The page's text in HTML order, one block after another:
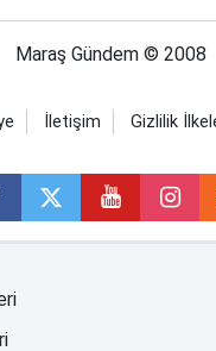
Maraş Gündem © 2008
İletişim Gizlilik